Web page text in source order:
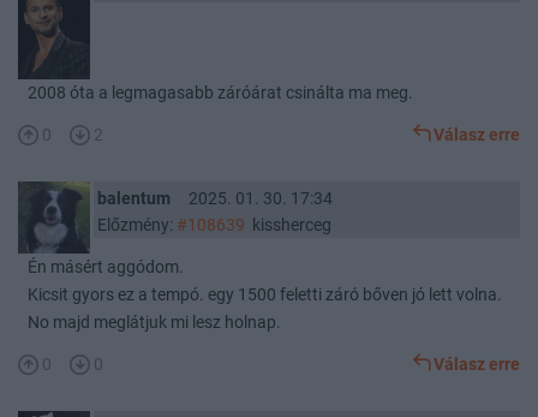
2008 óta a legmagasabb záróárat csinálta ma meg.
0 2 Válasz erre
balentum
2025. 01. 30. 17:34
Előzmény: #108639 kissherceg
Én másért aggódom.
Kicsit gyors ez a tempó. egy 1500 feletti záró bőven jó lett volna.
No majd meglátjuk mi lesz holnap.
0 0 Válasz erre